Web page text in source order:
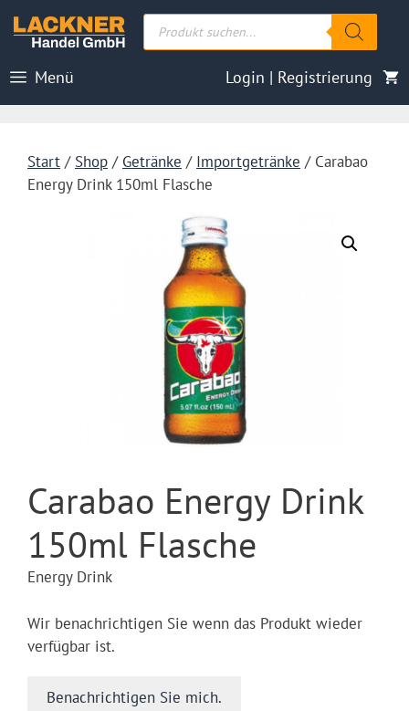
Inhalt
Products
search
Menü Login | Registrierung
Start / Shop / Getränke / Importgetränke / Carabao
Energy Drink 150ml Flasche
Carabao Energy Drink
150ml Flasche
Energy Drink
Wir benachrichtigen Sie wenn das Produkt wieder
verfügbar ist.
Benachrichtigen Sie mich.